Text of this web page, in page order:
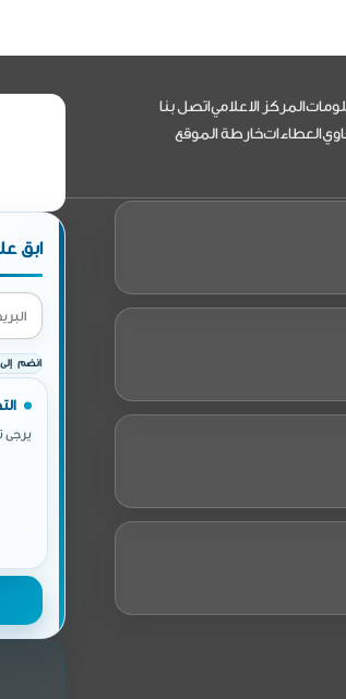
المركز الاعلامياتصل بنا
العطاءاتخارطة الموقع
ابق
انضم إلى
يرجى